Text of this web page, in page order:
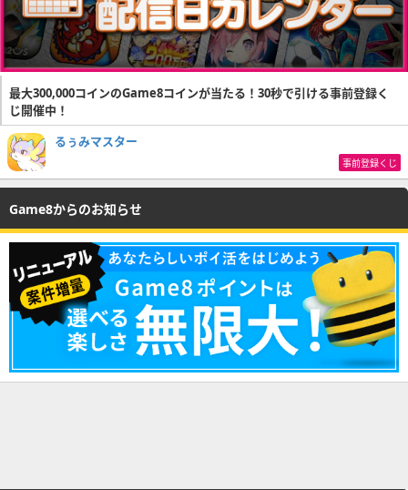
最大300,000コインのGame8コインが当たる！30秒で引ける事前登録く
じ開催中！
るぅみマスター
事前登録くじ
Game8からのお知らせ